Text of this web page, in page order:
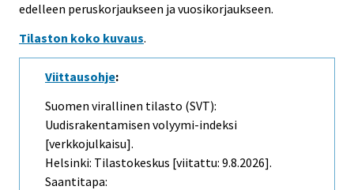
edelleen peruskorjaukseen ja vuosikorjaukseen.
Tilaston koko kuvaus.
Viittausohje:
Suomen virallinen tilasto (SVT):
Uudisrakentamisen volyymi-indeksi
[verkkojulkaisu].
Helsinki: Tilastokeskus [viitattu: 9.8.2026].
Saantitapa: